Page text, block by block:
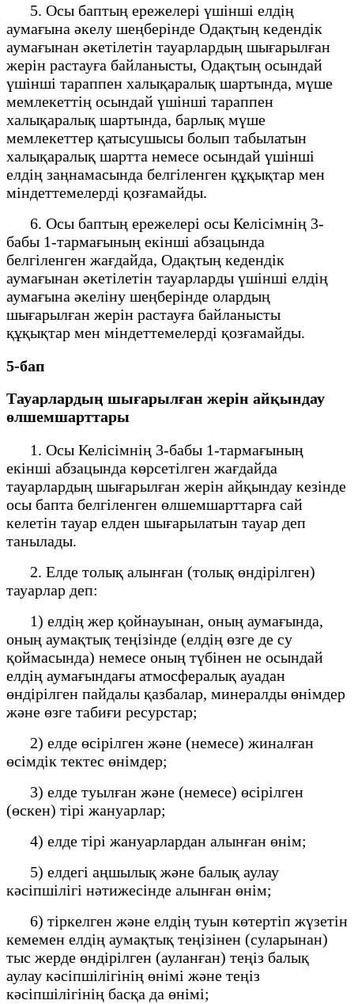
5. Осы баптың ережелері үшінші елдің
аумағына әкелу шеңберінде Одақтың кедендік
аумағынан әкетілетін тауарлардың шығарылған
жерін растауға байланысты, Одақтың осындай
үшінші тараппен халықаралық шартында, мүше
мемлекеттің осындай үшінші тараппен
халықаралық шартында, барлық мүше
мемлекеттер қатысушысы болып табылатын
халықаралық шартта немесе осындай үшінші
елдің заңнамасында белгіленген құқықтар мен
міндеттемелерді қозғамайды.
6. Осы баптың ережелері осы Келісімнің 3-
бабы 1-тармағының екінші абзацында
белгіленген жағдайда, Одақтың кедендік
аумағынан әкетілетін тауарларды үшінші елдің
аумағына әкеліну шеңберінде олардың
шығарылған жерін растауға байланысты
құқықтар мен міндеттемелерді қозғамайды.
5-бап
Тауарлардың шығарылған жерін айқындау
өлшемшарттары
1. Осы Келісімнің 3-бабы 1-тармағының
екінші абзацында көрсетілген жағдайда
тауарлардың шығарылған жерін айқындау кезінде
осы бапта белгіленген өлшемшарттарға сай
келетін тауар елден шығарылатын тауар деп
танылады.
2. Елде толық алынған (толық өндірілген)
тауарлар деп:
1) елдің жер қойнауынан, оның аумағында,
оның аумақтық теңізінде (елдің өзге де су
қоймасында) немесе оның түбінен не осындай
елдің аумағындағы атмосфералық ауадан
өндірілген пайдалы қазбалар, минералды өнімдер
және өзге табиғи ресурстар;
2) елде өсірілген және (немесе) жиналған
өсімдік тектес өнімдер;
3) елде туылған және (немесе) өсірілген
(өскен) тірі жануарлар;
4) елде тірі жануарлардан алынған өнім;
5) елдегі аңшылық және балық аулау
кәсіпшілігі нәтижесінде алынған өнім;
6) тіркелген және елдің туын көтертіп жүзетін
кемемен елдің аумақтық теңізінен (суларынан)
тыс жерде өндірілген (ауланған) теңіз балық
аулау кәсіпшілігінің өнімі және теңіз
кәсіпшілігінің басқа да өнімі;